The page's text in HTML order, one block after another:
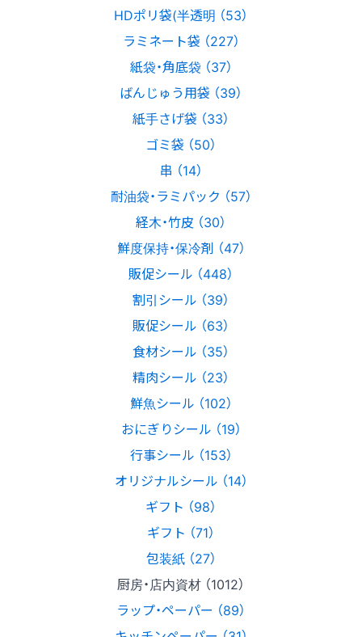
HDポリ袋(半透明 （53）
ラミネート袋 （227）
紙袋・角底袋 （37）
ばんじゅう用袋 （39）
紙手さげ袋 （33）
ゴミ袋 （50）
串 （14）
耐油袋・ラミパック （57）
経木・竹皮 （30）
鮮度保持・保冷剤 （47）
販促シール （448）
割引シール （39）
販促シール （63）
食材シール （35）
精肉シール （23）
鮮魚シール （102）
おにぎりシール （19）
行事シール （153）
オリジナルシール （14）
ギフト （98）
ギフト （71）
包装紙 （27）
厨房・店内資材 （1012）
ラップ・ペーパー （89）